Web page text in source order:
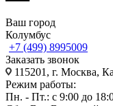
Ваш город
Колумбус
+7 (499) 8995009
Заказать звонок
115201, г. Москва,
Режим работы:
Пн. - Пт.: с 9:00 до